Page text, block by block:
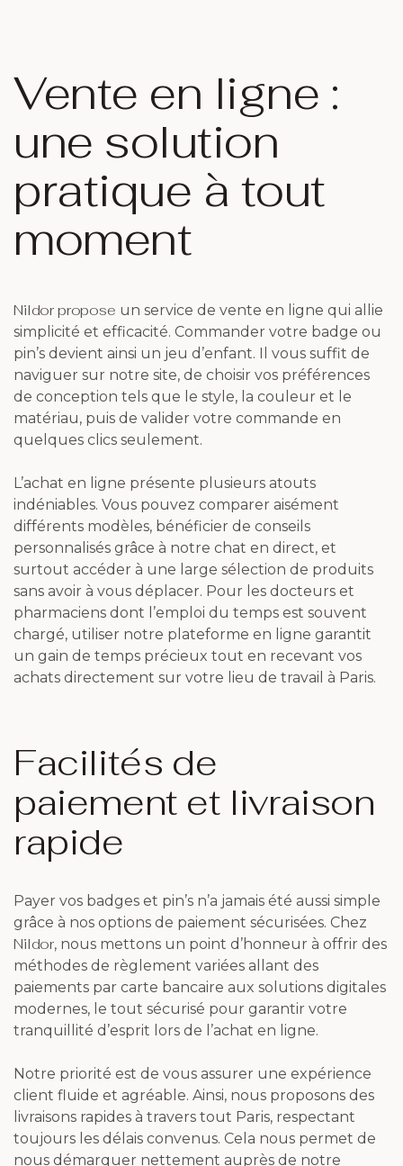
Vente en ligne :
une solution
pratique à tout
moment
Nildor propose un service de vente en ligne qui allie
simplicité et efficacité. Commander votre badge ou
pin’s devient ainsi un jeu d’enfant. Il vous suffit de
naviguer sur notre site, de choisir vos préférences
de conception tels que le style, la couleur et le
matériau, puis de valider votre commande en
quelques clics seulement.
L’achat en ligne présente plusieurs atouts
indéniables. Vous pouvez comparer aisément
différents modèles, bénéficier de conseils
personnalisés grâce à notre chat en direct, et
surtout accéder à une large sélection de produits
sans avoir à vous déplacer. Pour les docteurs et
pharmaciens dont l’emploi du temps est souvent
chargé, utiliser notre plateforme en ligne garantit
un gain de temps précieux tout en recevant vos
achats directement sur votre lieu de travail à Paris.
Facilités de
paiement et livraison
rapide
Payer vos badges et pin’s n’a jamais été aussi simple
grâce à nos options de paiement sécurisées. Chez
Nildor, nous mettons un point d’honneur à offrir des
méthodes de règlement variées allant des
paiements par carte bancaire aux solutions digitales
modernes, le tout sécurisé pour garantir votre
tranquillité d’esprit lors de l’achat en ligne.
Notre priorité est de vous assurer une expérience
client fluide et agréable. Ainsi, nous proposons des
livraisons rapides à travers tout Paris, respectant
toujours les délais convenus. Cela nous permet de
nous démarquer nettement auprès de notre